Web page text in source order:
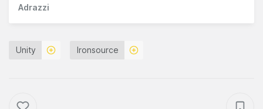
Adrazzi
Unity Ironsource